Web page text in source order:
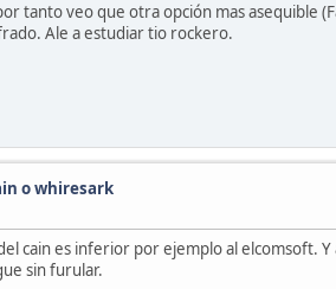
tanto veo que otra opción mas asequible
Ale a estudiar tio rockero.
o whiresark
cain es inferior por ejemplo al
sin furular.